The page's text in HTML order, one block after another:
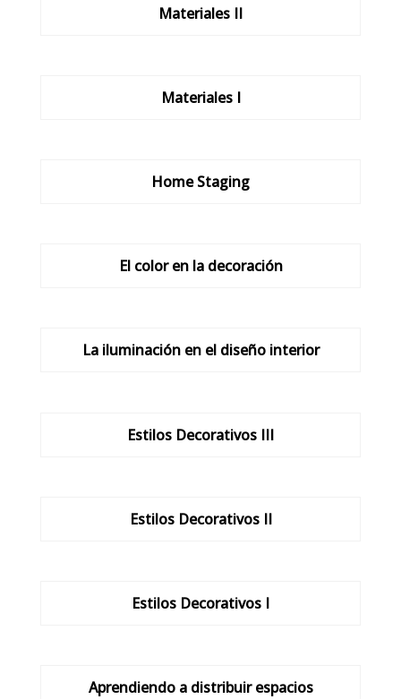
Materiales II
Materiales I
Home Staging
El color en la decoración
La iluminación en el diseño interior
Estilos Decorativos III
Estilos Decorativos II
Estilos Decorativos I
Aprendiendo a distribuir espacios